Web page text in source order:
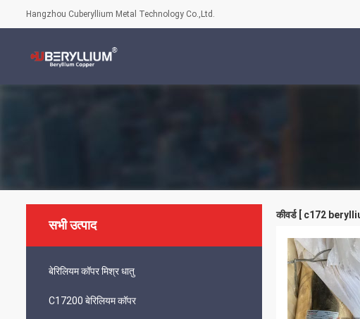
Hangzhou Cuberyllium Metal Technology Co.,Ltd.
सभी उत्पाद
बेरिलियम कॉपर मिश्र धातु
C17200 बेरिलियम कॉपर
कीवर्ड [ c172